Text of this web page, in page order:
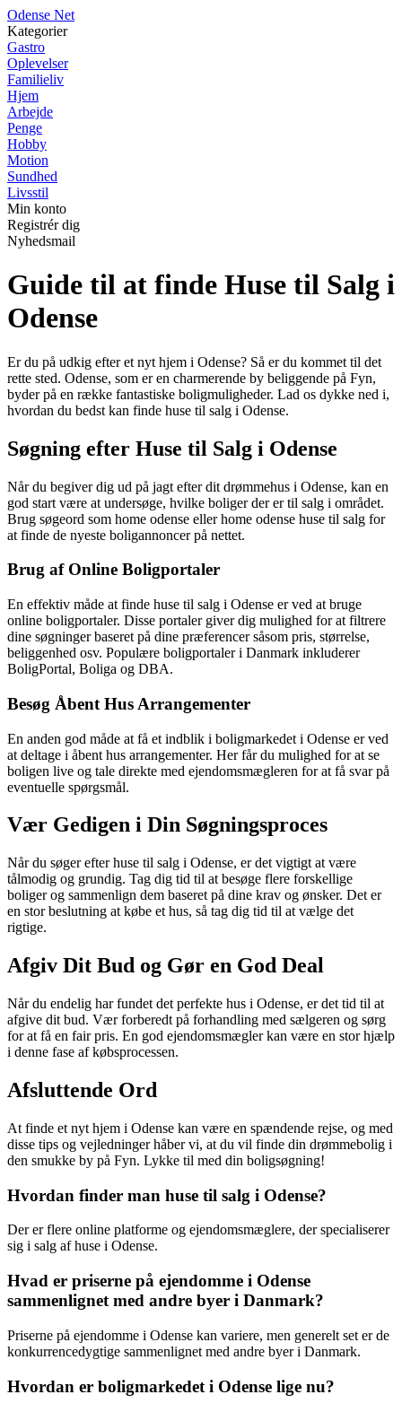
Odense Net
Kategorier
Gastro
Oplevelser
Familieliv
Hjem
Arbejde
Penge
Hobby
Motion
Sundhed
Livsstil
Min konto
Registrér dig
Nyhedsmail
Guide til at finde Huse til Salg i
Odense
Er du på udkig efter et nyt hjem i Odense? Så er du kommet til det
rette sted. Odense, som er en charmerende by beliggende på Fyn,
byder på en række fantastiske boligmuligheder. Lad os dykke ned i,
hvordan du bedst kan finde huse til salg i Odense.
Søgning efter Huse til Salg i Odense
Når du begiver dig ud på jagt efter dit drømmehus i Odense, kan en
god start være at undersøge, hvilke boliger der er til salg i området.
Brug søgeord som home odense eller home odense huse til salg for
at finde de nyeste boligannoncer på nettet.
Brug af Online Boligportaler
En effektiv måde at finde huse til salg i Odense er ved at bruge
online boligportaler. Disse portaler giver dig mulighed for at filtrere
dine søgninger baseret på dine præferencer såsom pris, størrelse,
beliggenhed osv. Populære boligportaler i Danmark inkluderer
BoligPortal, Boliga og DBA.
Besøg Åbent Hus Arrangementer
En anden god måde at få et indblik i boligmarkedet i Odense er ved
at deltage i åbent hus arrangementer. Her får du mulighed for at se
boligen live og tale direkte med ejendomsmægleren for at få svar på
eventuelle spørgsmål.
Vær Gedigen i Din Søgningsproces
Når du søger efter huse til salg i Odense, er det vigtigt at være
tålmodig og grundig. Tag dig tid til at besøge flere forskellige
boliger og sammenlign dem baseret på dine krav og ønsker. Det er
en stor beslutning at købe et hus, så tag dig tid til at vælge det
rigtige.
Afgiv Dit Bud og Gør en God Deal
Når du endelig har fundet det perfekte hus i Odense, er det tid til at
afgive dit bud. Vær forberedt på forhandling med sælgeren og sørg
for at få en fair pris. En god ejendomsmægler kan være en stor hjælp
i denne fase af købsprocessen.
Afsluttende Ord
At finde et nyt hjem i Odense kan være en spændende rejse, og med
disse tips og vejledninger håber vi, at du vil finde din drømmebolig i
den smukke by på Fyn. Lykke til med din boligsøgning!
Hvordan finder man huse til salg i Odense?
Der er flere online platforme og ejendomsmæglere, der specialiserer
sig i salg af huse i Odense.
Hvad er priserne på ejendomme i Odense
sammenlignet med andre byer i Danmark?
Priserne på ejendomme i Odense kan variere, men generelt set er de
konkurrencedygtige sammenlignet med andre byer i Danmark.
Hvordan er boligmarkedet i Odense lige nu?